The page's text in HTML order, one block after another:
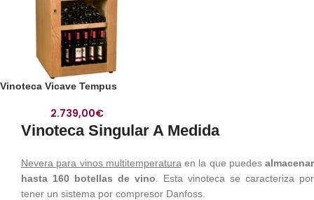
Vinoteca Vicave Tempus
2.739,00€
Vinoteca Singular A Medida
Nevera para vinos multitemperatura en la que puedes almacenar
hasta 160 botellas de vino . Esta vinoteca se caracteriza por
tener un sistema por compresor Danfoss.